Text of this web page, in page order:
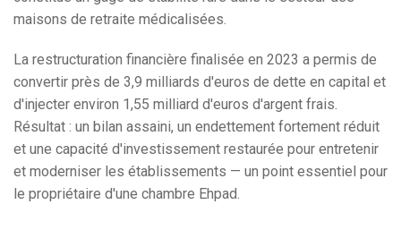
maisons de retraite médicalisées.
La restructuration financière finalisée en 2023 a permis de
convertir près de 3,9 milliards d'euros de dette en capital et
d'injecter environ 1,55 milliard d'euros d'argent frais.
Résultat : un bilan assaini, un endettement fortement réduit
et une capacité d'investissement restaurée pour entretenir
et moderniser les établissements — un point essentiel pour
le propriétaire d'une chambre Ehpad.